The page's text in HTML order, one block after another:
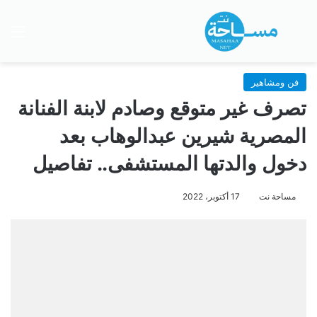
بحث عن
فن ومشاهير
تصرف غير متوقع وصادم لابنة الفنانة
المصرية شيرين عبدالوهاب بعد
دخول والدتها المستشفى.. تفاصيل
مساحة نت 17 أكتوبر، 2022